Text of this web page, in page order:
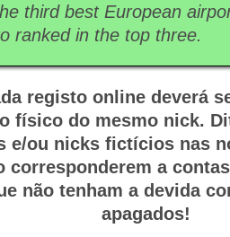
third best European
ranked in the top three.
registo online deverá
físico do mesmo nick.
e/ou nicks fictícios nas
corresponderem a
não tenham a devida
apagados!